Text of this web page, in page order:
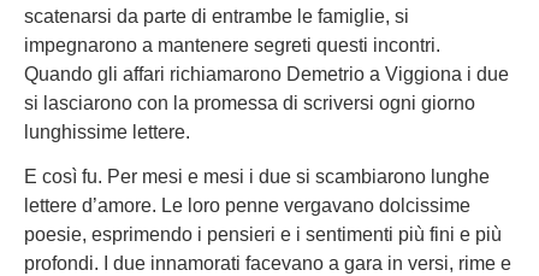
scatenarsi da parte di entrambe le famiglie, si
impegnarono a mantenere segreti questi incontri.
Quando gli affari richiamarono Demetrio a Viggiona i due
si lasciarono con la promessa di scriversi ogni giorno
lunghissime lettere.
E così fu. Per mesi e mesi i due si scambiarono lunghe
lettere d’amore. Le loro penne vergavano dolcissime
poesie, esprimendo i pensieri e i sentimenti più fini e più
profondi. I due innamorati facevano a gara in versi, rime e